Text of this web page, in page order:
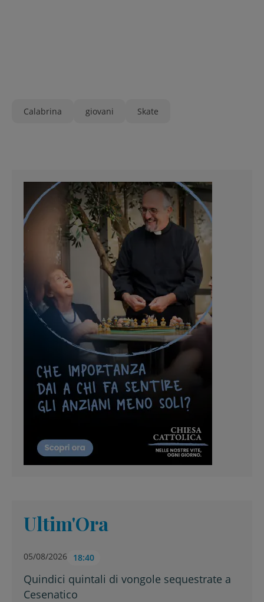
Calabrina giovani Skate
Ultim'Ora
05/08/2026 18:40
Quindici quintali di vongole sequestrate a
Cesenatico